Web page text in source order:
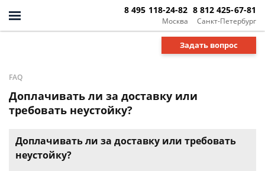
Москва
8 495 118-24-82
Санкт-Петербург
8 812 425-67-81
Задать вопрос
FAQ
Доплачивать ли за доставку или
требовать неустойку?
Доплачивать ли за доставку или требовать
неустойку?